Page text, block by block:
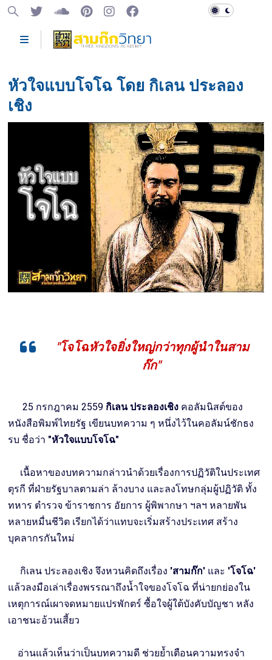
หัวใจแบบโจโฉ โดย กิเลน ประลอง
เชิง
"โจโฉหัวใจยิ่งใหญ่กว่าทุกผู้นำในสาม
ก๊ก"
25 กรกฎาคม 2559 กิเลน ประลองเชิง คอลัมนิสต์ของ
หนังสือพิมพ์ไทยรัฐ เขียนบทความ ๆ หนึ่งไว้ในคอลัมน์ชักธง
รบ ชื่อว่า "หัวใจแบบโจโฉ"
เนื้อหาของบทความกล่าวนำด้วยเรื่องการปฏิวัติในประเทศ
ตุรกี ที่ฝ่ายรัฐบาลตามล่า ล้างบาง และลงโทษกลุ่มผู้ปฏิวัติ ทั้ง
ทหาร ตำรวจ ข้าราชการ อัยการ ผู้พิพากษา ฯลฯ หลายพัน
หลายหมื่นชีวิต เรียกได้ว่าแทบจะเริ่มสร้างประเทศ สร้าง
บุคลากรกันใหม่
กิเลน ประลองเชิง จึงหวนคิดถึงเรื่อง 'สามก๊ก' และ 'โจโฉ'
แล้วลงมือเล่าเรื่องพรรณาถึงน้ำใจของโจโฉ ที่น่ายกย่องใน
เหตุการณ์เผาจดหมายแปรพักตร์ ซื้อใจผู้ใต้บังคับบัญชา หลัง
เอาชนะอ้วนเสี้ยว
อ่านแล้วเห็นว่าเป็นบทความดี ช่วยย้ำเตือนความทรงจำ